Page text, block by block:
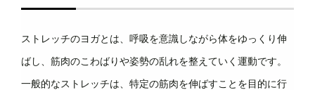
ストレッチのヨガとは、呼吸を意識しながら体をゆっくり伸
ばし、筋肉のこわばりや姿勢の乱れを整えていく運動です。
一般的なストレッチは、特定の筋肉を伸ばすことを目的に行